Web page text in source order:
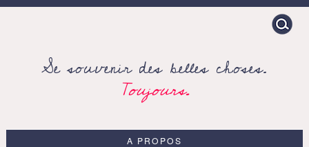
Search
for:
Se souvenir des belles choses.
Toujours.
A PROPOS